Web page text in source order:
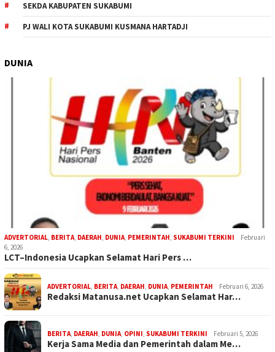
SEKDA KABUPATEN SUKABUMI
PJ WALI KOTA SUKABUMI KUSMANA HARTADJI
DUNIA
ADVERTORIAL, BERITA, DAERAH, DUNIA, PEMERINTAH, SUKABUMI TERKINI
Februari
6, 2026
LCT–Indonesia Ucapkan Selamat Hari Pers …
ADVERTORIAL, BERITA, DAERAH, DUNIA, PEMERINTAH Februari 6, 2026
Redaksi Matanusa.net Ucapkan Selamat Har…
BERITA, DAERAH, DUNIA, OPINI, SUKABUMI TERKINI Februari 5, 2026
Kerja Sama Media dan Pemerintah dalam Me…